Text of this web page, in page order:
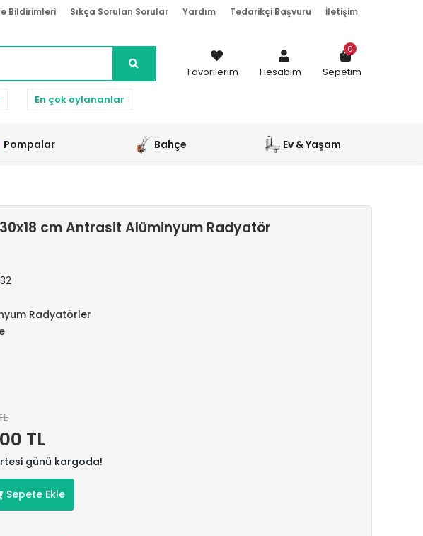
Bildirimleri Sıkça Sorulan Sorular Yardım Tedarikçi Başvuru İletişim
En çok oylananlar
Favorilerim Hesabım Sepetim
0
Pompalar Bahçe Ev & Yaşam
cm Antrasit Alüminyum Radyatör
Radyatörler
TL
günü kargoda!
Sepete Ekle